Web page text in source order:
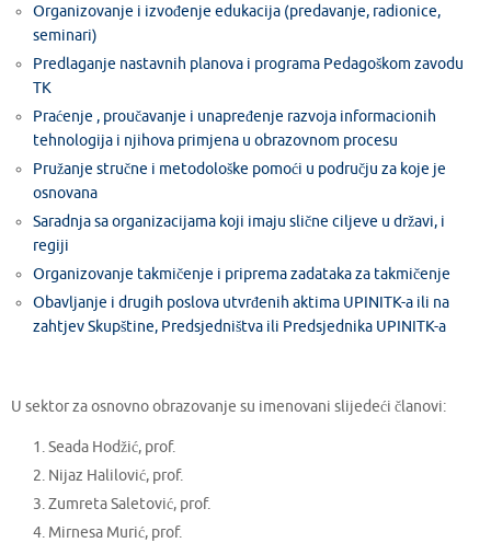
Organizovanje i izvođenje edukacija (predavanje, radionice,
seminari)
Predlaganje nastavnih planova i programa Pedagoškom zavodu
TK
Praćenje , proučavanje i unapređenje razvoja informacionih
tehnologija i njihova primjena u obrazovnom procesu
Pružanje stručne i metodološke pomoći u području za koje je
osnovana
Saradnja sa organizacijama koji imaju slične ciljeve u državi, i
regiji
Organizovanje takmičenje i priprema zadataka za takmičenje
Obavljanje i drugih poslova utvrđenih aktima UPINITK-a ili na
zahtjev Skupštine, Predsjedništva ili Predsjednika UPINITK-a
U sektor za osnovno obrazovanje su imenovani slijedeći članovi:
Seada Hodžić, prof.
Nijaz Halilović, prof.
Zumreta Saletović, prof.
Mirnesa Murić, prof.